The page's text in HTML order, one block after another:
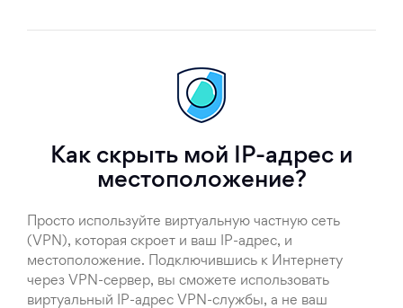
Как скрыть мой IP-адрес и
местоположение?
Просто используйте виртуальную частную сеть
(VPN), которая скроет и ваш IP-адрес, и
местоположение. Подключившись к Интернету
через VPN-сервер, вы сможете использовать
виртуальный IP-адрес VPN-службы, а не ваш